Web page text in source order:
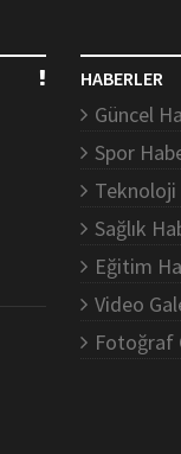
HABERLER
Güncel
Spor
Teknoloji
Sağlık
Eğitim
Video
Fotoğraf